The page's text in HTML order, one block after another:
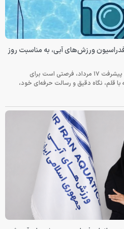
ورزش‌های آبی، به مناسبت روز
خبرنگاران؛ راویان آب، روایتگران تلاش و پیشرفت ۱۷ مرداد، فرصتی است برای
قلم، نگاه دقیق و رسالت حرفه‌ای خود،